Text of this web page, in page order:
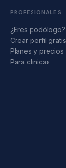
PROFESIONALES
¿Eres podólogo?
Crear perfil gratis
Planes y precios
Para clínicas